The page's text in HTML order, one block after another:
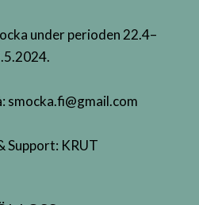
under perioden 22.4–
smocka.fi@gmail.com
Support: KRUT